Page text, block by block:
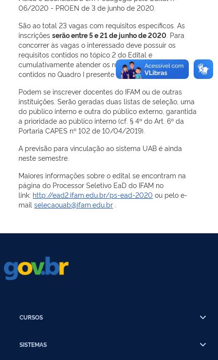
06/2020 - PROEN de 3 de junho de 2020.
São ao total 23 vagas com requisitos específicos. As
inscriçõesserão entre 5 e 21 de junho de 2020 . Para
concorrer às vagas o interessado deve possuir os
requisitos contidos no tópico 2 do Edital e
cumulativamente atender os requisitos de formação
contidos no Quadro I presente no edital.
Podem se inscrever docentes do IFAM ou de outras
instituições. Serão geradas duas listas de seleção, uma
do público interno e outra do público externo, garantida
a prioridade ao público interno (cf. § 4º do Art. 6º da
Portaria CAPES nº 102 de 10/04/2019).
A previsão para vinculação ao sistema UAB é ainda
neste semestre.
Maiores informações sobre o edital se encontram na
página do Processor Seletivo EaD do IFAM no
link: http://ead2.ifam.edu.br/ps-ead-2020 ou pelo e-
mail selecaouab@ifam.edu.br
CURSOS
SISTEMAS